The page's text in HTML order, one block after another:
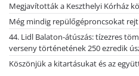
Megjavították a Keszthelyi Kórház
Még mindig repülőgéproncsokat
44. Lidl Balaton-átúszás: tízezres
verseny történetének 250 ezredik
Köszönjük a kitartásukat és az